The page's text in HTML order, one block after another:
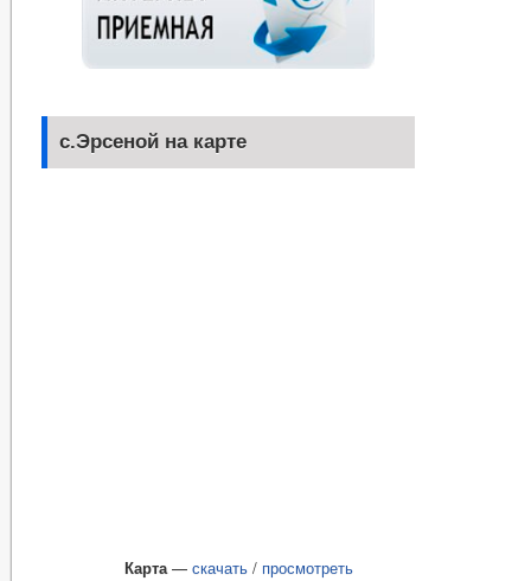
с.Эрсеной на карте
Карта— скачать / просмотреть